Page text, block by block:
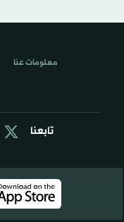
تابعنا
معلومات عنا